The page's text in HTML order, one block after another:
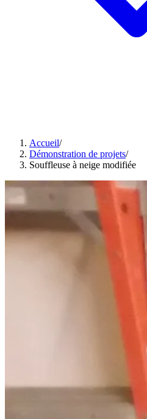
Accueil/
Démonstration de projets/
Souffleuse à neige modifiée